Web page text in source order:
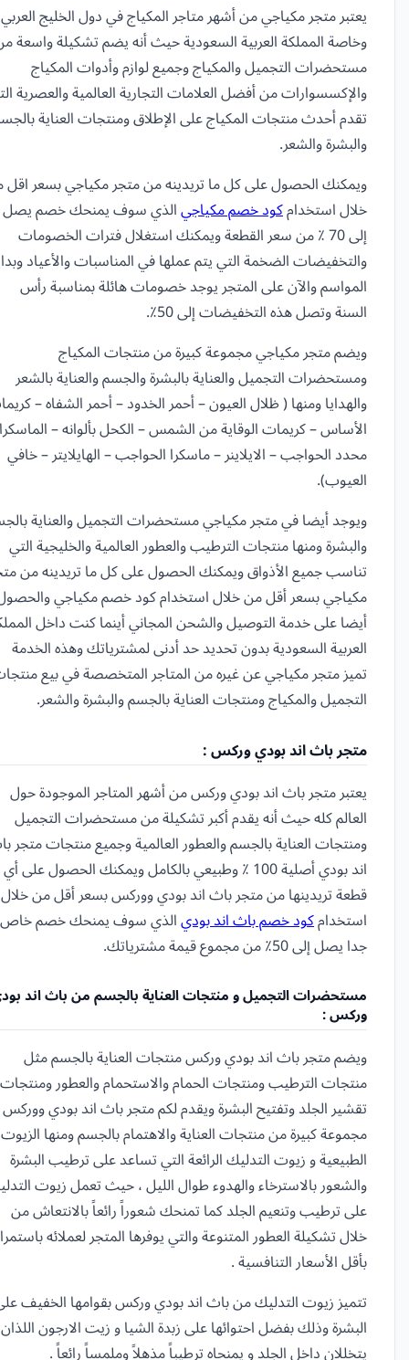
يعتبر متجر مكياجي من أشهر متاجر المكياج في دول الخليج العربي
وخاصة المملكة العربية السعودية حيث أنه يضم تشكيلة واسعة
مستحضرات التجميل والمكياج وجميع لوازم وأدوات المكياج
والإكسسوارات من أفضل العلامات التجارية العالمية والعصرية
تقدم أحدث منتجات المكياج على الإطلاق ومنتجات العناية
والبشرة والشعر.
ويمكنك الحصول على كل ما تريدينه من متجر مكياجي بسعر
خلال استخدامكود خصم مكياجيالذي سوف يمنحك خصم يصل
إلى 70 ٪ من سعر القطعة ويمكنك استغلال فترات الخصومات
والتخفيضات الضخمة التي يتم عملها في المناسبات والأعياد
المواسم والآن على المتجر يوجد خصومات هائلة بمناسبة رأس
السنة وتصل هذه التخفيضات إلى 50٪.
ويضم متجر مكياجي مجموعة كبيرة من منتجات المكياج
ومستحضرات التجميل والعناية بالبشرة والجسم والعناية بالشعر
والهدايا ومنها ( ظلال العيون – أحمر الخدود – أحمر الشفاه –
الأساس – كريمات الوقاية من الشمس – الكحل بألوانه –
محدد الحواجب – الايلاينر – ماسكرا الحواجب – الهايلايتر – خافي
العيوب).
ويوجد أيضا في متجر مكياجي مستحضرات التجميل والعناية
والبشرة ومنها منتجات الترطيب والعطور العالمية والخليجية التي
تناسب جميع الأذواق ويمكنك الحصول على كل ما تريدينه من
مكياجي بسعر أقل من خلال استخدام كود خصم مكياجي
أيضا على خدمة التوصيل والشحن المجاني أينما كنت داخل
العربية السعودية بدون تحديد حد أدنى لمشترياتك وهذه الخدمة
تميز متجر مكياجي عن غيره من المتاجر المتخصصة في بيع
التجميل والمكياج ومنتجات العناية بالجسم والبشرة والشعر.
متجر باث اند بودي وركس :
يعتبر متجر باث اند بودي وركس من أشهر المتاجر الموجودة حول
العالم كله حيث أنه يقدم أكبر تشكيلة من مستحضرات التجميل
ومنتجات العناية بالجسم والعطور العالمية وجميع منتجات متجر
اند بودي أصلية 100 ٪ وطبيعي بالكامل ويمكنك الحصول على أي
قطعة تريدينها من متجر باث اند بودي ووركس بسعر أقل من خلال
استخدامكود خصم باث اند بوديالذي سوف يمنحك خصم خاص
جدا يصل إلى 50٪ من مجموع قيمة مشترياتك.
مستحضرات التجميل و منتجات العناية بالجسم من باث اند
وركس :
ويضم متجر باث اند بودي وركس منتجات العناية بالجسم مثل
منتجات الترطيب ومنتجات الحمام والاستحمام والعطور ومنتجات
تقشير الجلد وتفتيح البشرة ويقدم لكم متجر باث اند بودي ووركس
مجموعة كبيرة من منتجات العناية والاهتمام بالجسم ومنها الزيوت
الطبيعية و زيوت التدليك الرائعة التي تساعد على ترطيب البشرة
والشعور بالاسترخاء والهدوء طوال الليل ، حيث تعمل زيوت
على ترطيب وتنعيم الجلد كما تمنحك شعوراً رائعاً بالانتعاش من
خلال تشكيلة العطور المتنوعة والتي يوفرها المتجر لعملائه
بأقل الأسعار التنافسية .
تتميز زيوت التدليك من باث اند بودي وركس بقوامها الخفيف
البشرة وذلك بفضل احتوائها على زبدة الشيا و زيت الارجون اللذان
يتخللان داخل الجلد و يمنحاه ترطيباً مذهلاً وملمساً رائعاً .